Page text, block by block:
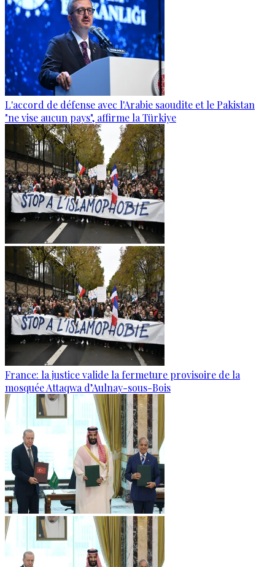
L'accord de défense avec l'Arabie saoudite et le Pakistan
"ne vise aucun pays", affirme la Türkiye
France: la justice valide la fermeture provisoire de la
mosquée Attaqwa d’Aulnay-sous-Bois